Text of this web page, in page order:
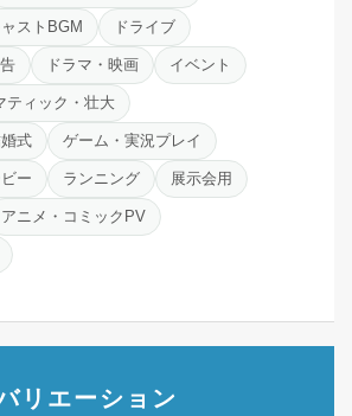
ストBGM ドライブ
ドラマ・映画 イベント
ティック・壮大
式 ゲーム・実況プレイ
ー ランニング 展示会用
アニメ・コミックPV
リエーション